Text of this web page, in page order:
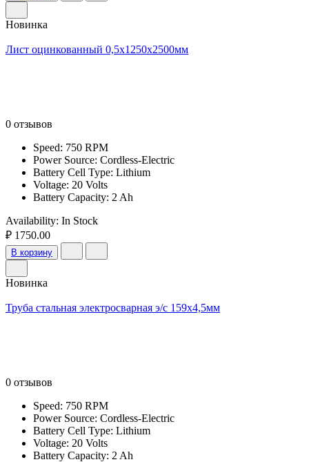
Новинка
Лист оцинкованный 0,5х1250х2500мм
0 отзывов
Speed: 750 RPM
Power Source: Cordless-Electric
Battery Cell Type: Lithium
Voltage: 20 Volts
Battery Capacity: 2 Ah
Availability: In Stock
₽ 1750.00
В корзину
Новинка
Труба стальная электросварная э/с 159х4,5мм
0 отзывов
Speed: 750 RPM
Power Source: Cordless-Electric
Battery Cell Type: Lithium
Voltage: 20 Volts
Battery Capacity: 2 Ah